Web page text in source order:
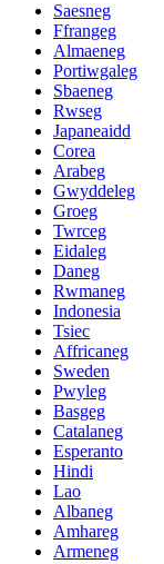
Saesneg
Ffrangeg
Almaeneg
Portiwgaleg
Sbaeneg
Rwseg
Japaneaidd
Corea
Arabeg
Gwyddeleg
Groeg
Twrceg
Eidaleg
Daneg
Rwmaneg
Indonesia
Tsiec
Affricaneg
Sweden
Pwyleg
Basgeg
Catalaneg
Esperanto
Hindi
Lao
Albaneg
Amhareg
Armeneg